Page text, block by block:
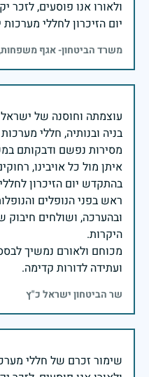
יום הזיכרון לחללי מערכות
משרד הביטחון- אגף
עוצמתה וחוסנה של
בניה ובנותיה, חללי
מסירות נפשם ודבקותם
בהתקדש יום הזיכרון
ראש בפני הנופלים
ובהערכה, ושולחים
מכוחם ולאורם נמשיך
ועתידה לדורות קדימה.
שר הביטחון ישראל כ"ץ
שימור זכרם של חללי